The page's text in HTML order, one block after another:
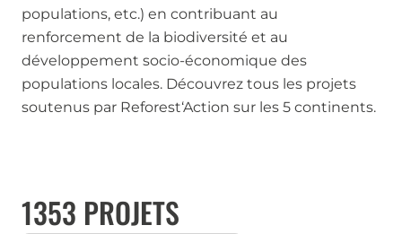
populations, etc.) en contribuant au
renforcement de la biodiversité et au
développement socio-économique des
populations locales. Découvrez tous les projets
soutenus par Reforest‘Action sur les 5 continents.
1353 PROJETS